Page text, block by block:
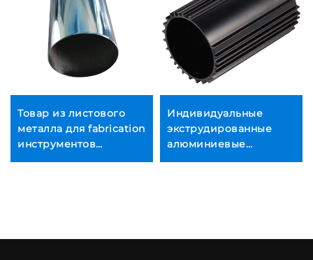
Товар из листового
металла для fabrication
инструментов
глубокой вытяжки и
Индивидуальные
экструдированные
алюминиевые
профили для